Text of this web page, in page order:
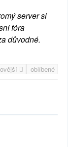
server si
fóra
důvodné.
oblíbené